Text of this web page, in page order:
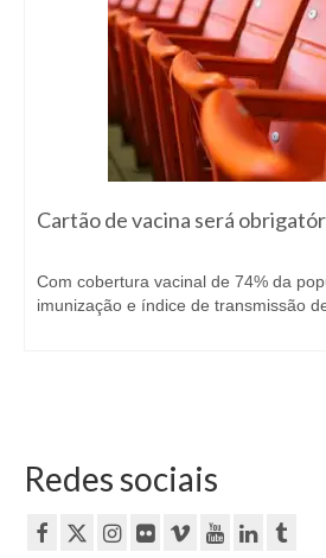
Cartão de vacina será
Com cobertura vacinal de 74% da
imunização e índice de transmissão
Redes sociais